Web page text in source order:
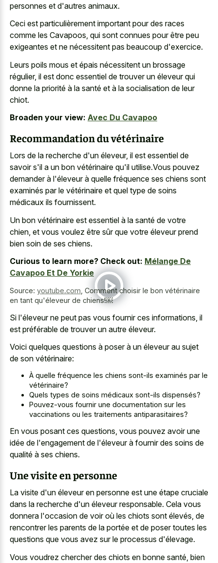
personnes et d'autres animaux.
Ceci est particulièrement important pour des races
comme les Cavapoos, qui sont connues pour être peu
exigeantes et ne nécessitent pas beaucoup d'exercice.
Leurs poils mous et épais nécessitent un brossage
régulier, il est donc essentiel de trouver un éleveur qui
donne la priorité à la santé et à la socialisation de leur
chiot.
Broaden your view: Avec Du Cavapoo
Recommandation du vétérinaire
Lors de la recherche d'un éleveur, il est essentiel de
savoir s'il a un bon vétérinaire qu'il utilise.Vous pouvez
demander à l'éleveur à quelle fréquence ses chiens sont
examinés par le vétérinaire et quel type de soins
médicaux ils fournissent.
Un bon vétérinaire est essentiel à la santé de votre
chien, et vous voulez être sûr que votre éleveur prend
bien soin de ses chiens.
Curious to learn more? Check out: Mélange De
Cavapoo Et De Yorkie
Source: youtube.com Comment choisir le bon vétérinaire
en tant qu'éleveur de chiens!￼
Si l'éleveur ne peut pas vous fournir ces informations, il
est préférable de trouver un autre éleveur.
Voici quelques questions à poser à un éleveur au sujet
de son vétérinaire:
À quelle fréquence les chiens sont-ils examinés par le
vétérinaire?
Quels types de soins médicaux sont-ils dispensés?
Pouvez-vous fournir une documentation sur les
vaccinations ou les traitements antiparasitaires?
En vous posant ces questions, vous pouvez avoir une
idée de l'engagement de l'éleveur à fournir des soins de
qualité à ses chiens.
Une visite en personne
La visite d'un éleveur en personne est une étape cruciale
dans la recherche d'un éleveur responsable. Cela vous
donnera l'occasion de voir où les chiots sont élevés, de
rencontrer les parents de la portée et de poser toutes les
questions que vous avez sur le processus d'élevage.
Vous voudrez chercher des chiots en bonne santé, bien